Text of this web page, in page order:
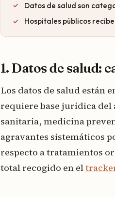
Datos de salud son
Hospitales públicos
1. Datos de salud:
Los datos de salud están
requiere base jurídica
sanitaria, medicina
agravantes sistemáticos
respecto a tratamientos
total recogido en el